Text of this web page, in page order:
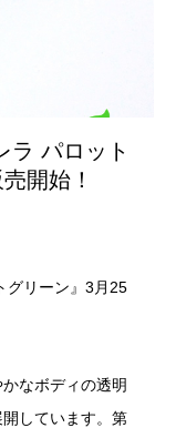
ラ パロット
開始！
グリーン』3月25
なボディの透明
しています。第